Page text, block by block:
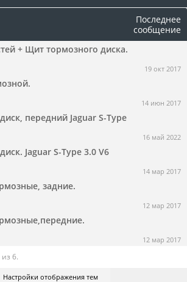
Последнее
сообщение
+ Щит тормозного диска.
19 окт 2017
14 июн 2017
передний Jaguar S-Type
16 май 2022
Jaguar S-Type 3.0 V6
14 мар 2017
задние.
12 мар 2017
12 мар 2017
6.
Настройки отображения тем